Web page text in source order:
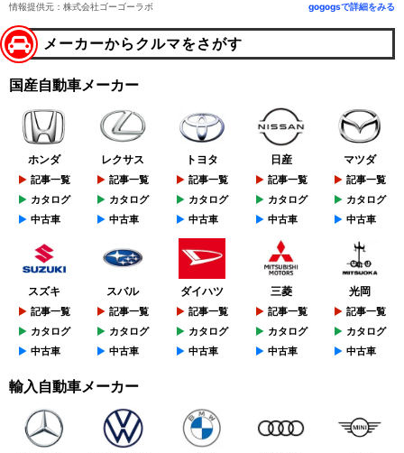
情報提供元：株式会社ゴーゴーラボ gogogsで詳細をみる
メーカーからクルマをさがす
国産自動車メーカー
ホンダ
記事一覧
カタログ
中古車
レクサス
記事一覧
カタログ
中古車
トヨタ
記事一覧
カタログ
中古車
日産
記事一覧
カタログ
中古車
マツダ
記事一覧
カタログ
中古車
スズキ
記事一覧
カタログ
中古車
スバル
記事一覧
カタログ
中古車
ダイハツ
記事一覧
カタログ
中古車
三菱
記事一覧
カタログ
中古車
光岡
記事一覧
カタログ
中古車
輸入自動車メーカー